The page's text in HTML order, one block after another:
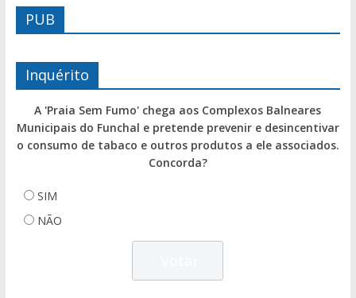
PUB
Inquérito
A 'Praia Sem Fumo' chega aos Complexos Balneares
Municipais do Funchal e pretende prevenir e desincentivar
o consumo de tabaco e outros produtos a ele associados.
Concorda?
SIM
NÃO